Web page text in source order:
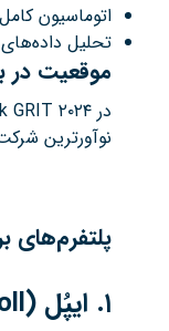
اتوماسیون
تحلیل داده‌های
موقعیت در
نوآورترین
پلتفرم‌های
۱. ایپُل (ePoll)